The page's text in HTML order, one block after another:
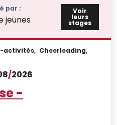
par :
jeunes
Voir
leurs
stages
activités, Cheerleading,
/2026
-